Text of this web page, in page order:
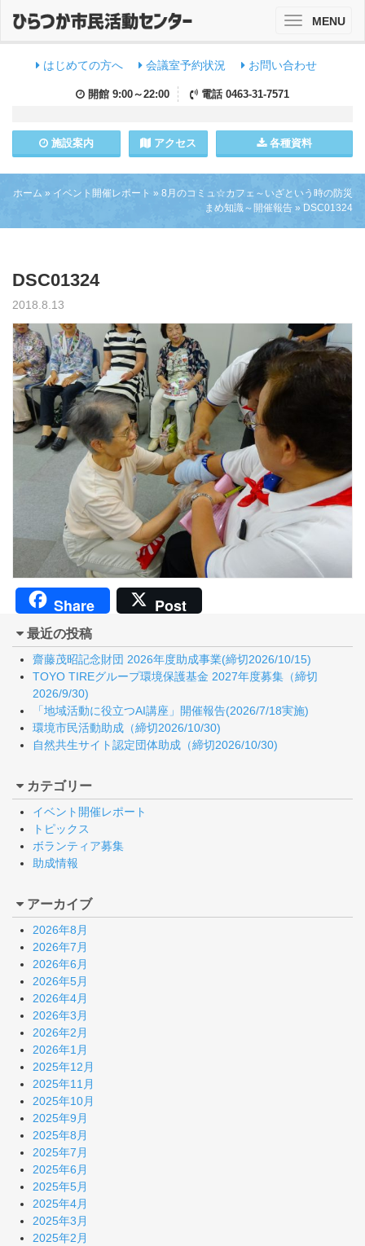
はじめての方へ 会議室予約状況 お問い合わせ
開館 9:00～22:00 電話 0463-31-7571
施設案内 アクセス 各種資料
ToggleMENU
ホーム » イベント開催レポート » 8月のコミュ☆カフェ～いざという時の防災
まめ知識～開催報告 » DSC01324
DSC01324
2018.8.13
Share Post
最近の投稿
齋藤茂昭記念財団 2026年度助成事業(締切2026/10/15)
TOYO TIREグループ環境保護基金 2027年度募集（締切
2026/9/30)
「地域活動に役立つAI講座」開催報告(2026/7/18実施)
環境市民活動助成（締切2026/10/30)
自然共生サイト認定団体助成（締切2026/10/30)
カテゴリー
イベント開催レポート
トピックス
ボランティア募集
助成情報
アーカイブ
2026年8月
2026年7月
2026年6月
2026年5月
2026年4月
2026年3月
2026年2月
2026年1月
2025年12月
2025年11月
2025年10月
2025年9月
2025年8月
2025年7月
2025年6月
2025年5月
2025年4月
2025年3月
2025年2月